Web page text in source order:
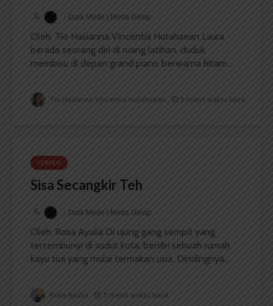
Dark Mode | Moda Gelap
Oleh: Tio Hasianna Vincentia Hutahaean Laura
berada seorang diri di ruang latihan, duduk
membisu di depan grand piano berwarna hitam...
Tio Hasianna Vincentia Hutahaean 3 menit waktu baca
CERPEN
Sisa Secangkir Teh
Dark Mode | Moda Gelap
Oleh: Rosa Ayulia Di ujung gang sempit yang
tersembunyi di sudut kota, berdiri sebuah rumah
kayu tua yang mulai termakan usia. Dindingnya...
Rosa Ayulia 5 menit waktu baca